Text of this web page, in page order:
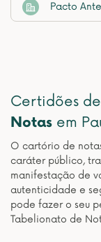
Pacto
Certidões de
Notas em
O cartório de
caráter público,
manifestação de
autenticidade e
pode fazer o seu
Tabelionato de